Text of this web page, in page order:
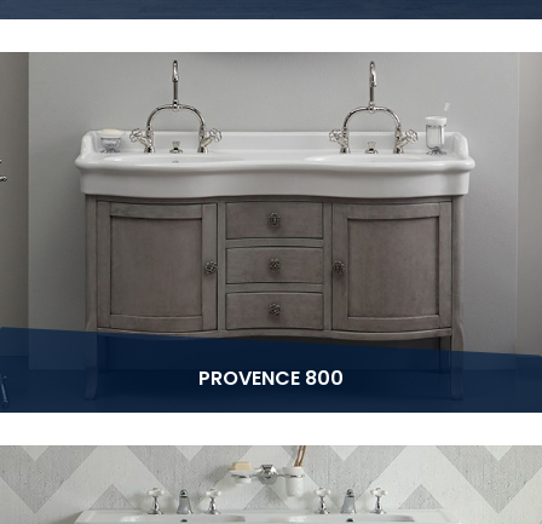
PROVENCE 800